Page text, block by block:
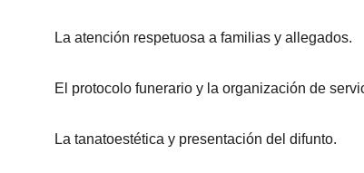
La atención respetuosa a familias y allegados.
El protocolo funerario y la organización de
La tanatoestética y presentación del difunto.